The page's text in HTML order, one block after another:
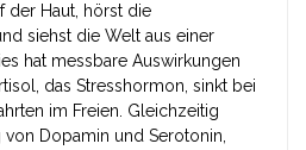
der Haut, hörst die
siehst die Welt aus einer
hat messbare Auswirkungen
das Stresshormon, sinkt bei
im Freien. Gleichzeitig
Dopamin und Serotonin,